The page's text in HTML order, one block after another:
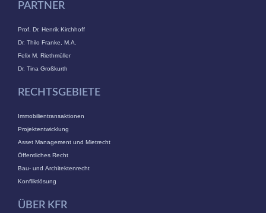
PARTNER
Prof. Dr. Henrik Kirchhoff
Dr. Thilo Franke, M.A.
Felix M. Riethmüller
Dr. Tina Großkurth
RECHTSGEBIETE
Immobilientransaktionen
Projektentwicklung
Asset Management und Mietrecht
Öffentliches Recht
Bau- und Architektenrecht
Konfliktlösung
ÜBER KFR